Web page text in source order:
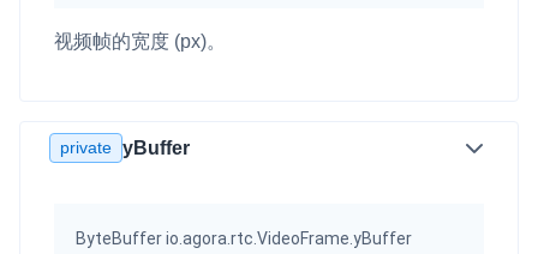
视频帧的宽度 (px)。
private yBuffer
ByteBuffer io.agora.rtc.VideoFrame.yBuffer